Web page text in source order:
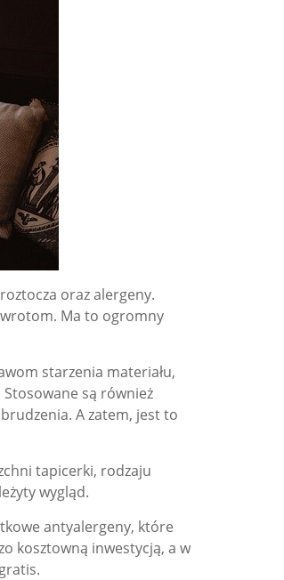
oraz alergeny.
Ma to ogromny
starzenia materiału,
są również
A zatem, jest to
tapicerki, rodzaju
wygląd.
antyalergeny, które
kosztowną inwestycją, a w